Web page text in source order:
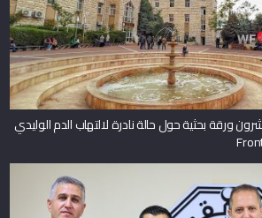
ورقة بحثية حول حالة نادرة لالتهاب الدم الوليدي